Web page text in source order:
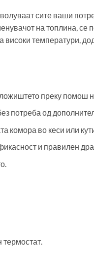
сите ваши
на топлина, се
температури,
преку
потреба од
комора во кеси или
и правилен